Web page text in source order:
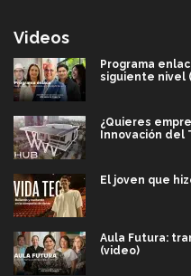
Videos
Programa
siguiente nivel
¿Quieres
Innovación del
El joven que
Aula Futura:
(video)